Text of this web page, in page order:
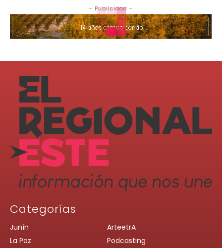
- Publicidad -
Categorías
Junín
La Paz
ArteetrA
Podcasting